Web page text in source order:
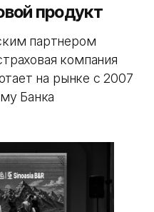
продукт
партнером
компания
на рынке с 2007
Банка